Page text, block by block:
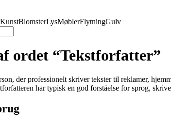
KunstBlomsterLysMøblerFlytningGulv
ordet “Tekstforfatter”
der professionelt skriver tekster til reklamer,
har typisk en god forståelse for sprog,